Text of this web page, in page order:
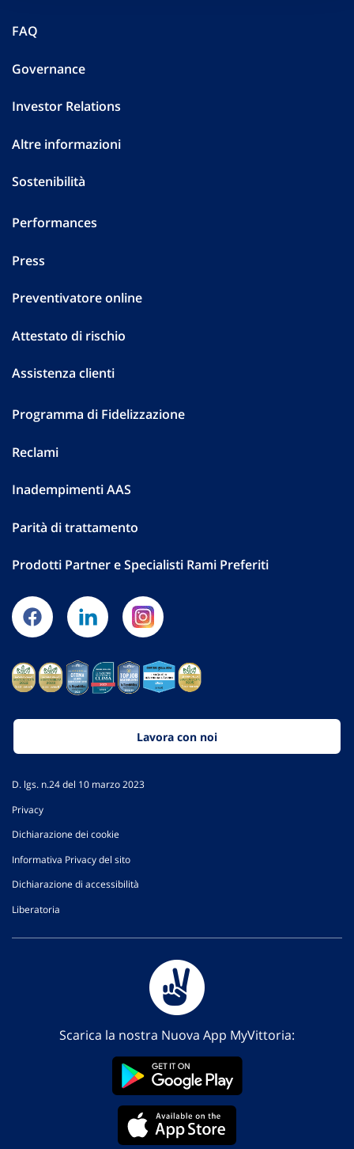
FAQ
Governance
Investor Relations
Altre informazioni
Sostenibilità
Performances
Press
Preventivatore online
Attestato di rischio
Assistenza clienti
Programma di Fidelizzazione
Reclami
Inadempimenti AAS
Parità di trattamento
Prodotti Partner e Specialisti Rami Preferiti
Lavora con noi
D. lgs. n.24 del 10 marzo 2023
Privacy
Dichiarazione dei cookie
Informativa Privacy del sito
Dichiarazione di accessibilità
Liberatoria
Scarica la nostra Nuova App MyVittoria: